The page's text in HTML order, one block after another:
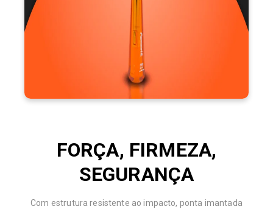
FORÇA, FIRMEZA,
SEGURANÇA
Com estrutura resistente ao impacto, ponta imantada